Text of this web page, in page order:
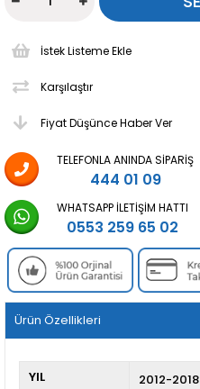
İstek Listeme Ekle
Karşılaştır
Fiyat Düşünce Haber Ver
TELEFONLA ANINDA SIPARIŞ
444 01 09
WHATSAPP İLETIŞIM HATTI
0553 259 65 02
Ürün Özellikleri
YIL
2012-2018